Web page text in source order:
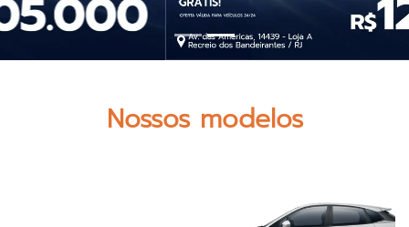
Nossos modelos